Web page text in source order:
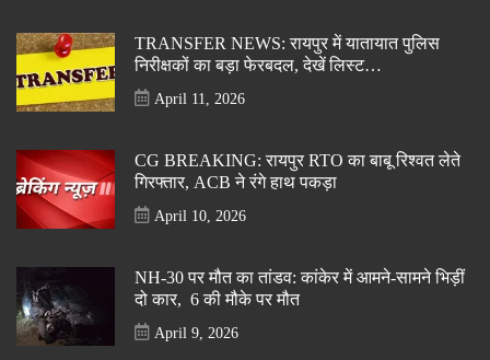
TRANSFER NEWS: रायपुर में यातायात पुलिस
निरीक्षकों का बड़ा फेरबदल, देखें लिस्ट…
April 11, 2026
CG BREAKING: रायपुर RTO का बाबू रिश्वत लेते
गिरफ्तार, ACB ने रंगे हाथ पकड़ा
April 10, 2026
NH-30 पर मौत का तांडव: कांकेर में आमने-सामने भिड़ीं
दो कार, 6 की मौके पर मौत
April 9, 2026